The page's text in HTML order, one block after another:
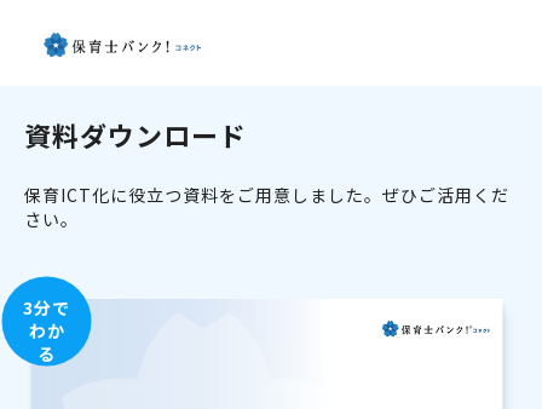
資料ダウンロード
保育ICT化に役立つ資料をご用意しました。ぜひご活用くだ
さい。
3分で
わか
る